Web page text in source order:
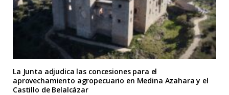
La Junta adjudica las concesiones para el
aprovechamiento agropecuario en Medina Azahara y el
Castillo de Belalcázar